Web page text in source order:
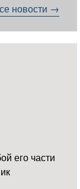
новости →
его части